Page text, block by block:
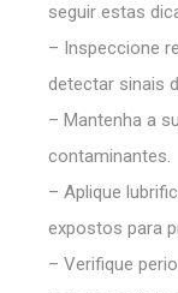
seguir estas
– Inspeccione
detectar sinais
– Mantenha a
contaminantes.
– Aplique
expostos para
– Verifique